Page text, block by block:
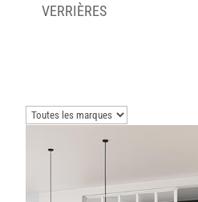
VERRIÈRES